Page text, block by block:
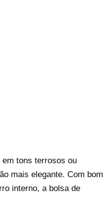
tons terrosos ou
mais elegante. Com bom
interno, a bolsa de